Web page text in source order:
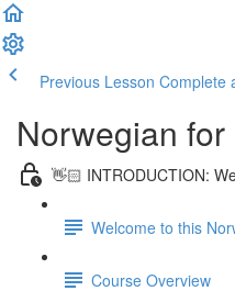
Previous Lesson Complete
Norwegian
👋🏻 INTRODUCTION:
Welcome to this
Course Overview